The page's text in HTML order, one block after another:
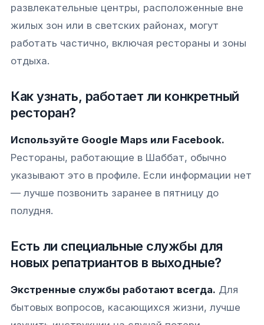
развлекательные центры, расположенные вне
жилых зон или в светских районах, могут
работать частично, включая рестораны и зоны
отдыха.
Как узнать, работает ли конкретный
ресторан?
Используйте Google Maps или Facebook.
Рестораны, работающие в Шаббат, обычно
указывают это в профиле. Если информации нет
— лучше позвонить заранее в пятницу до
полудня.
Есть ли специальные службы для
новых репатриантов в выходные?
Экстренные службы работают всегда. Для
бытовых вопросов, касающихся жизни, лучше